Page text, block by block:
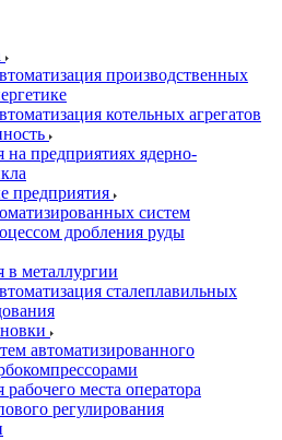
производственных
котельных агрегатов
на предприятиях ядерно-
предприятия
систем
дробления руды
в металлургии
сталеплавильных
автоматизированного
места оператора
регулирования